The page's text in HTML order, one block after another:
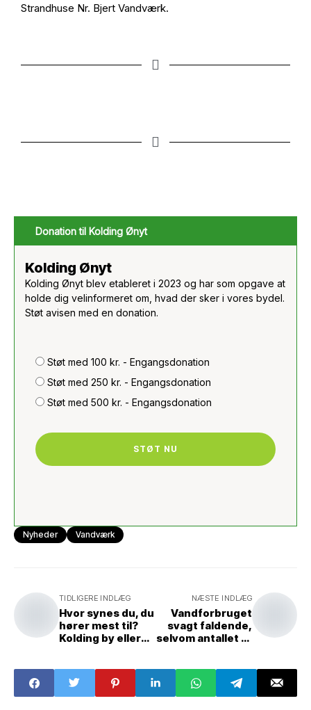
Strandhuse Nr. Bjert Vandværk.
Donation til Kolding Ønyt
Kolding Ønyt
Kolding Ønyt blev etableret i 2023 og har som opgave at
holde dig velinformeret om, hvad der sker i vores bydel.
Støt avisen med en donation.
Støt med 100 kr. - Engangsdonation
Støt med 250 kr. - Engangsdonation
Støt med 500 kr. - Engangsdonation
STØT NU
Nyheder Vandværk
TIDLIGERE INDLÆG
Hvor synes du, du
hører mest til?
Kolding by eller
? 2.100 borgere i
området mellem
banelinjen og
NÆSTE INDLÆG
Vandforbruget
svagt faldende,
selvom antallet af
Vores forbrugere
er blevet bedre til
at spare på